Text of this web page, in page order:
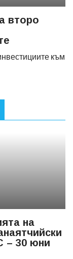
второ
към
на
– 30 юни